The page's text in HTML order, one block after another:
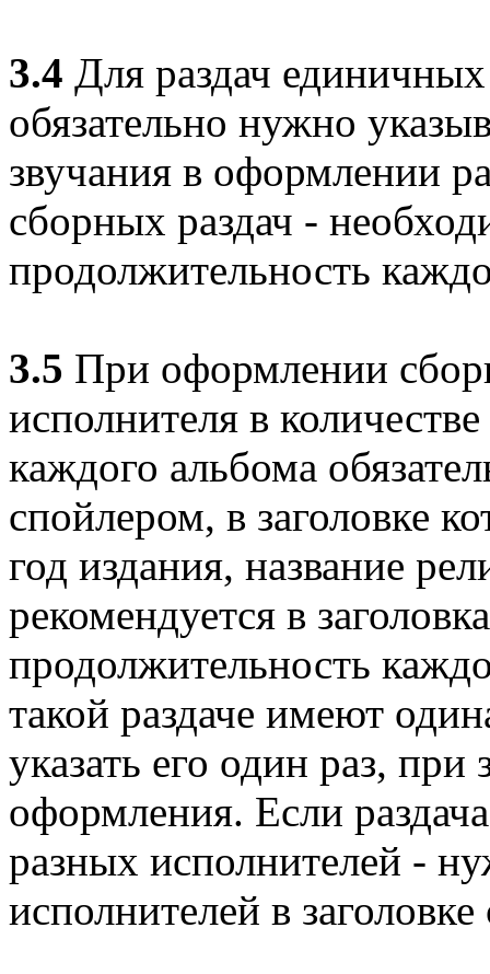
3.4 Для раздач
обязательно нужно
звучания в оформлении
сборных раздач -
продолжительность
3.5 При оформлении
исполнителя в
каждого альбома
спойлером, в заголовке
год издания, название
рекомендуется в
продолжительность
такой раздаче имеют
указать его один раз,
оформления. Если
разных исполнителей -
исполнителей в